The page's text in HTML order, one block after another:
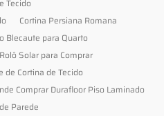
Tecido
Cortina Persiana Romana
Blecaute para Quarto
Solar para Comprar
de Cortina de Tecido
Comprar Durafloor Piso Laminado
Parede